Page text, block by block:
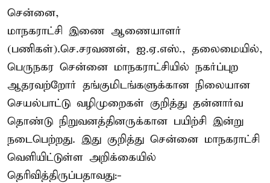
சென்னை,
மாநகராட்சி இணை ஆணையாளர்
(பணிகள்).செ.சரவணன், ஐ.ஏ.எஸ்., தலைமையில்,
பெருநகர சென்னை மாநகராட்சியில் நகர்ப்புற
ஆதரவற்றோர் தங்குமிடங்களுக்கான நிலையான
செயல்பாட்டு வழிமுறைகள் குறித்து தன்னார்வ
தொண்டு நிறுவனத்தினருக்கான பயிற்சி இன்று
நடைபெற்றது. இது குறித்து சென்னை மாநகராட்சி
வெளியிட்டுள்ள அறிக்கையில்
தெரிவித்திருப்பதாவது:-